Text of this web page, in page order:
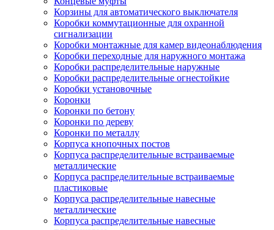
Корзины для автоматического выключателя
Коробки коммутационные для охранной
сигнализации
Коробки монтажные для камер видеонаблюдения
Коробки переходные для наружного монтажа
Коробки распределительные наружные
Коробки распределительные огнестойкие
Коробки установочные
Коронки
Коронки по бетону
Коронки по дереву
Коронки по металлу
Корпуса кнопочных постов
Корпуса распределительные встраиваемые
металлические
Корпуса распределительные встраиваемые
пластиковые
Корпуса распределительные навесные
металлические
Корпуса распределительные навесные